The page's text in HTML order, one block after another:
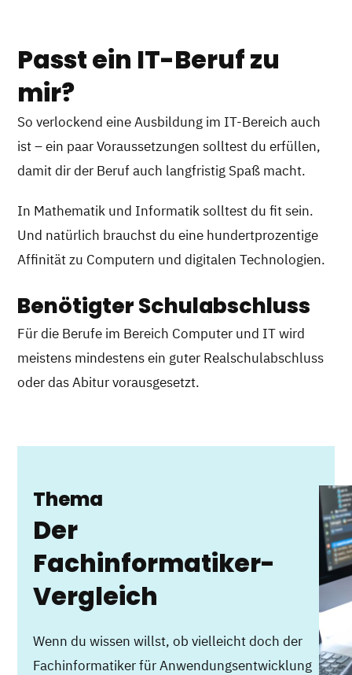
Passt ein IT-Beruf zu
mir?
So verlockend eine Ausbildung im IT-Bereich auch
ist – ein paar Voraussetzungen solltest du erfüllen,
damit dir der Beruf auch langfristig Spaß macht.
In Mathematik und Informatik solltest du fit sein.
Und natürlich brauchst du eine hundertprozentige
Affinität zu Computern und digitalen Technologien.
Benötigter Schulabschluss
Für die Berufe im Bereich Computer und IT wird
meistens mindestens ein guter Realschulabschluss
oder das Abitur vorausgesetzt.
Thema
Der
Fachinformatiker-
Vergleich
Wenn du wissen willst, ob vielleicht doch der
Fachinformatiker für Anwendungsentwicklung